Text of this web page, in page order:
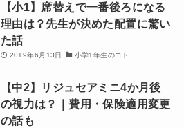
【小1】席替えで一番後ろになる
理由は？先生が決めた配置に驚い
た話
2019年6月13日 小学1年生のコト
【中2】リジュセアミニ4か月後
の視力は？｜費用・保険適用変更
の話も